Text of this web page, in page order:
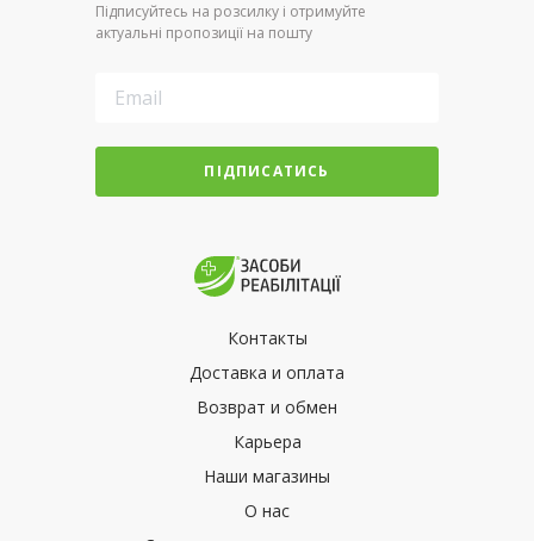
Підписуйтесь на розсилку і отримуйте
актуальні пропозиції на пошту
ПІДПИСАТИСЬ
Контакты
Доставка и оплата
Возврат и обмен
Карьера
Наши магазины
О нас